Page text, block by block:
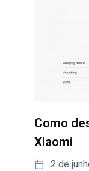
Como
Xiaomi
2 de